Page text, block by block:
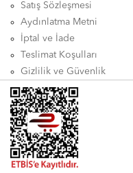
Satış Sözleşmesi
Aydınlatma Metni
İptal ve İade
Teslimat Koşulları
Gizlilik ve Güvenlik